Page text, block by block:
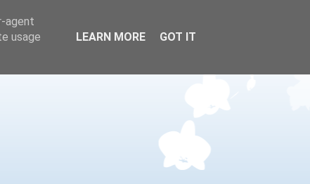
agent
usage
LEARN MORE GOT IT